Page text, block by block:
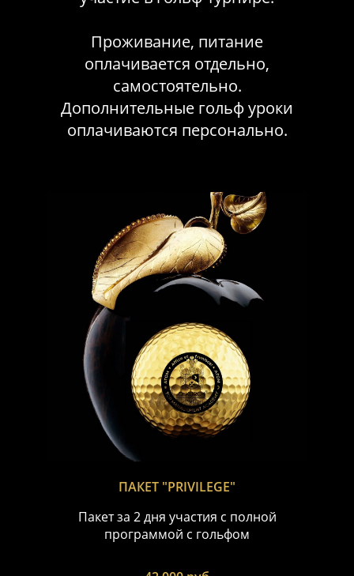
Проживание, питание
оплачивается отдельно,
самостоятельно.
Дополнительные гольф уроки
оплачиваются персонально.
ПАКЕТ "PRIVILEGE"
Пакет за 2 дня участия с полной
программой с гольфом